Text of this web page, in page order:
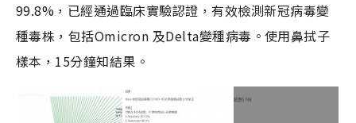
99.8%，已經通過臨床實驗認證，有效檢測新冠病毒變
種毒株，包括Omicron 及Delta變種病毒。使用鼻拭子
樣本，15分鐘知結果。